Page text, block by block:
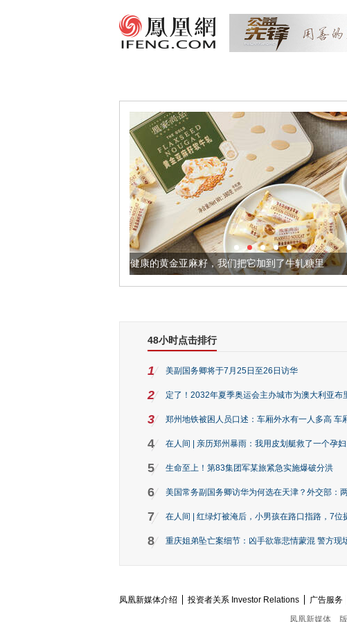
让身体更健康的黄金亚麻籽，我们把它加到了牛轧糖里 被列入
48小时点击排行
1 美副国务卿将于7月25日至26日访华
2 定了！2032年夏季奥运会主办城市为澳大利亚布
3 郑州地铁被困人员口述：车厢外水有一人多高 车
4 在人间 | 亲历郑州暴雨：我用皮划艇救了一个孕妇
5 生命至上！第83集团军某旅紧急实施爆破分洪
6 美国常务副国务卿访华为何选在天津？外交部：
7 在人间 | 红绿灯被淹后，小男孩在路口指路，7位
8 重庆姐弟坠亡案细节：凶手欲靠悲情蒙混 警方现
凤凰新媒体介绍 投资者关系 Investor Relations 广告服务
凤凰新媒体